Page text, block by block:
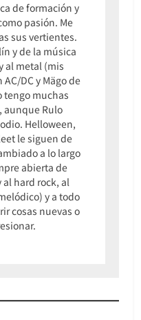
de formación y
pasión. Me
sus vertientes.
y de la música
al metal (mis
DC y Mägo de
tengo muchas
aunque Rulo
Helloween,
le siguen de
a lo largo
abierta de
hard rock, al
y a todo
cosas nuevas o